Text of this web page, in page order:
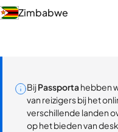
Zimbabwe
BijPassportahebben
van reizigers bij het
verschillende landen
op het bieden van